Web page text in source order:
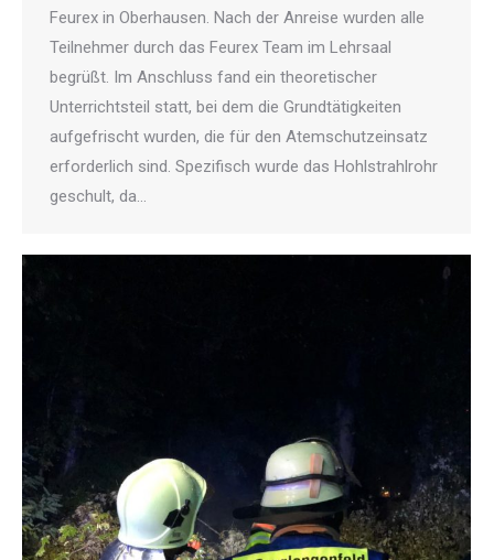
Feurex in Oberhausen. Nach der Anreise wurden alle
Teilnehmer durch das Feurex Team im Lehrsaal
begrüßt. Im Anschluss fand ein theoretischer
Unterrichtsteil statt, bei dem die Grundtätigkeiten
aufgefrischt wurden, die für den Atemschutzeinsatz
erforderlich sind. Spezifisch wurde das Hohlstrahlrohr
geschult, da…